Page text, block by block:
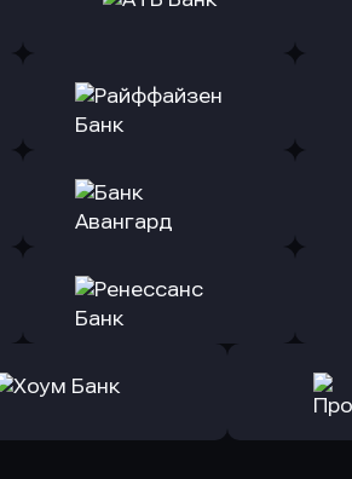
Оправить заявку
в АТБ Банк
Оправить заявку
в Райффайзен Банк
Оправить заявку
в Банк Авангард
Оправить заявку